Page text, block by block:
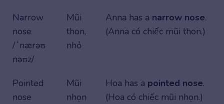
Narrow
nose
/ˈnærəʊ
nəʊz/
Mũi
thon,
nhỏ
Anna has a narrow nose.
(Anna có chiếc mũi thon.)
Pointed
nose
Mũi
nhọn
Hoa has a pointed nose.
(Hoa có chiếc mũi nhọn.)